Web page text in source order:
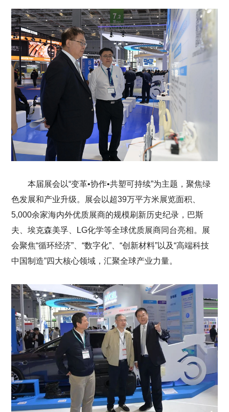
本届展会以“变革•协作•共塑可持续”为主题，聚焦绿
色发展和产业升级。展会以超39万平方米展览面积、
5,000余家海内外优质展商的规模刷新历史纪录，巴斯
夫、埃克森美孚、LG化学等全球优质展商同台亮相。展
会聚焦“循环经济”、“数字化”、“创新材料”以及“高端科技
中国制造”四大核心领域，汇聚全球产业力量。